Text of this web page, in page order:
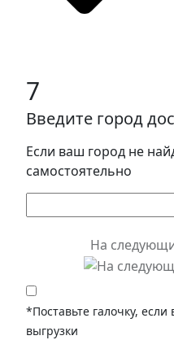
7
Введите город
Если ваш город не
самостоятельно
*Поставьте галочку, если
выгрузки